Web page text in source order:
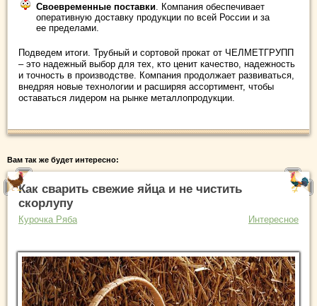
Своевременные поставки . Компания обеспечивает
оперативную доставку продукции по всей России и за
ее пределами.
Подведем итоги. Трубный и сортовой прокат от ЧЕЛМЕТГРУПП
– это надежный выбор для тех, кто ценит качество, надежность
и точность в производстве. Компания продолжает развиваться,
внедряя новые технологии и расширяя ассортимент, чтобы
оставаться лидером на рынке металлопродукции.
Вам так же будет интересно:
Как сварить свежие яйца и не чистить
скорлупу
Курочка Ряба Интересное